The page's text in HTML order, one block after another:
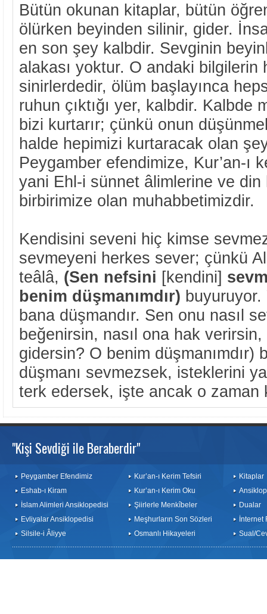
Bütün okunan kitaplar, bütün
ölürken beyinden silinir, gider.
en son şey kalbdir. Sevginin
alakası yoktur. O andaki bilgilerin
sinirlerdedir, ölüm başlayınca
ruhun çıktığı yer, kalbdir. Kalbde
bizi kurtarır; çünkü onun
halde hepimizi kurtaracak olan
Peygamber efendimize, Kur’an-ı
yani Ehl-i sünnet âlimlerine ve
birbirimize olan muhabbetimizdir.
Kendisini seveni hiç kimse
sevmeyeni herkes sever; çünkü
teâlâ, (Sen nefsini [kendini]
benim düşmanımdır)
bana düşmandır. Sen onu nasıl
beğenirsin, nasıl ona hak
gidersin? O benim düşmanımdır)
düşmanı sevmezsek, isteklerini
terk edersek, işte ancak o zaman
"Kişi Sevdiği ile Beraberdir"
Peygamber Efendimiz
Eshab-ı Kiram
İslam Alimleri Ansiklopedisi
Evliyalar Ansiklopedisi
Silsile-i Âliyye
Kur’an-ı Kerim Tefsiri
Kur’an-ı Kerim Oku
Şiirlerle Menkîbeler
Meşhurların Son Sözleri
Osmanlı Hikayeleri
Kitaplar
Dualar
İnternet
Sual/